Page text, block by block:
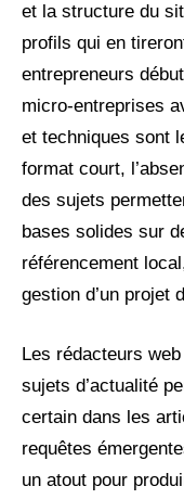
et la structure du
profils qui en
entrepreneurs
micro-entreprises
et techniques sont
format court,
des sujets
bases solides sur
référencement
gestion d’un projet
Les rédacteurs
sujets d’actualité
certain dans les
requêtes
un atout pour